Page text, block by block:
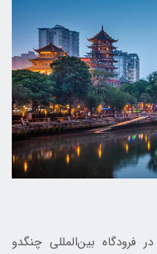
در فرودگاه بین‌المللی چنگدو